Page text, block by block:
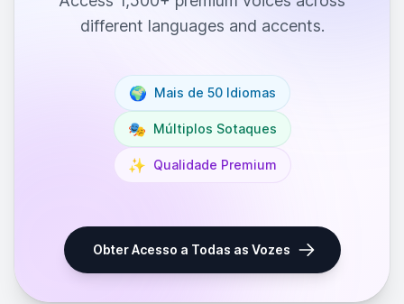
different languages and accents.
🌍 Mais de 50 Idiomas
🎭 Múltiplos Sotaques
✨ Qualidade Premium
Obter Acesso a Todas as Vozes